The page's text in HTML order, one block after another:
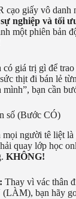
cạo giấy vô
nghiệp và tối
một phiên bản
giá trị gì để trao
thịt đi bán lẻ
bạn cần
số (Bước CÓ)
người tê liệt là
quay lớp học
KHÔNG!
Thay vì vác thân
bạn hãy